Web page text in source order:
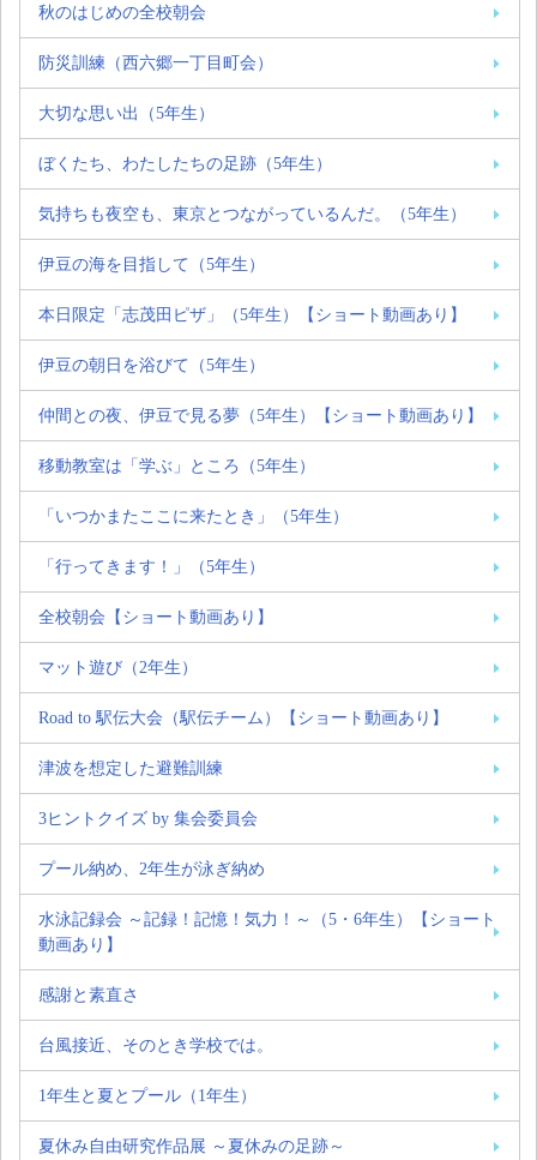
秋のはじめの全校朝会
防災訓練（西六郷一丁目町会）
大切な思い出（5年生）
ぼくたち、わたしたちの足跡（5年生）
気持ちも夜空も、東京とつながっているんだ。（5年生）
伊豆の海を目指して（5年生）
本日限定「志茂田ピザ」（5年生）【ショート動画あり】
伊豆の朝日を浴びて（5年生）
仲間との夜、伊豆で見る夢（5年生）【ショート動画あり】
移動教室は「学ぶ」ところ（5年生）
「いつかまたここに来たとき」（5年生）
「行ってきます！」（5年生）
全校朝会【ショート動画あり】
マット遊び（2年生）
Road to 駅伝大会（駅伝チーム）【ショート動画あり】
津波を想定した避難訓練
3ヒントクイズ by 集会委員会
プール納め、2年生が泳ぎ納め
水泳記録会 ～記録！記憶！気力！～（5・6年生）【ショート
動画あり】
感謝と素直さ
台風接近、そのとき学校では。
1年生と夏とプール（1年生）
夏休み自由研究作品展 ～夏休みの足跡～